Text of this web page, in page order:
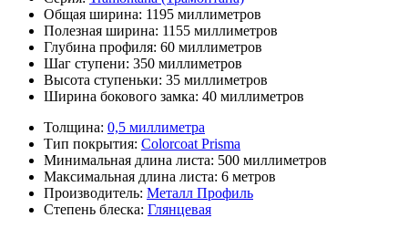
Общая ширина: 1195 миллиметров
Полезная ширина: 1155 миллиметров
Глубина профиля: 60 миллиметров
Шаг ступени: 350 миллиметров
Высота ступеньки: 35 миллиметров
Ширина бокового замка: 40 миллиметров
Толщина: 0,5 миллиметра
Тип покрытия: Colorcoat Prisma
Минимальная длина листа: 500 миллиметров
Максимальная длина листа: 6 метров
Производитель: Металл Профиль
Степень блеска: Глянцевая